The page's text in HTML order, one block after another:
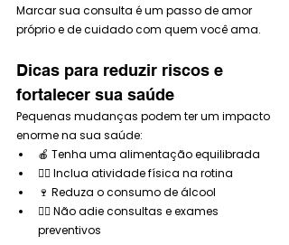
Marcar sua consulta é um passo de amor
próprio e de cuidado com quem você ama.
Dicas para reduzir riscos e
fortalecer sua saúde
Pequenas mudanças podem ter um impacto
enorme na sua saúde:
🍎 Tenha uma alimentação equilibrada
🏃‍♀️ Inclua atividade física na rotina
🍷 Reduza o consumo de álcool
👩‍⚕️ Não adie consultas e exames
preventivos